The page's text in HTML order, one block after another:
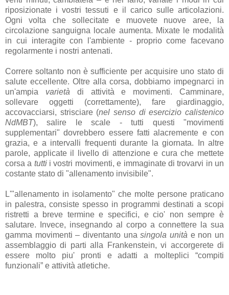
riposizionate i vostri tessuti e il carico sulle articolazioni.
Ogni volta che sollecitate e muovete nuove aree, la
circolazione sanguigna locale aumenta. Mixate le modalità
in cui interagite con l'ambiente - proprio come facevano
regolarmente i nostri antenati.
Correre soltanto non è sufficiente per acquisire uno stato di
salute eccellente. Oltre alla corsa, dobbiamo impegnarci in
un'ampia varietà di attività e movimenti. Camminare,
sollevare oggetti (correttamente), fare giardinaggio,
accovacciarsi, strisciare (nel senso di esercizio calistenico
NdMBT), salire le scale - tutti questi "movimenti
supplementari" dovrebbero essere fatti alacremente e con
grazia, e a intervalli frequenti durante la giornata. In altre
parole, applicate il livello di attenzione e cura che mettete
corsa a tuttii vostri movimenti, e immaginate di trovarvi in un
costante stato di "allenamento invisibile".
L'"allenamento in isolamento" che molte persone praticano
in palestra, consiste spesso in programmi destinati a scopi
ristretti a breve termine e specifici, e cio' non sempre è
salutare. Invece, insegnando al corpo a connettere la sua
gamma movimenti – diventanto una singola unità e non un
assemblaggio di parti alla Frankenstein, vi accorgerete di
essere molto piu' pronti e adatti a molteplici “compiti
funzionali” e attività atletiche.